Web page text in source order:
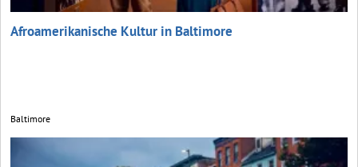
Afroamerikanische Kultur in Baltimore
Baltimore